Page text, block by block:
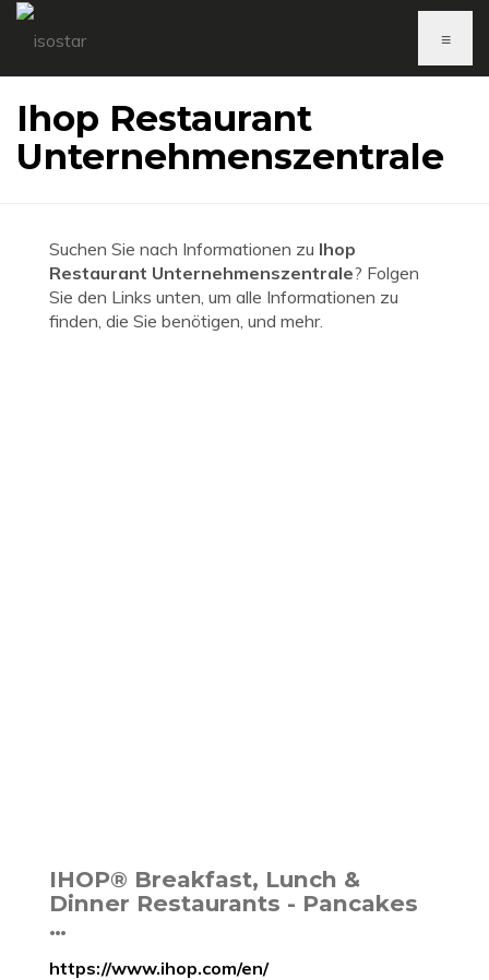
≡
Ihop Restaurant
Unternehmenszentrale
Suchen Sie nach Informationen zu Ihop
Restaurant Unternehmenszentrale? Folgen
Sie den Links unten, um alle Informationen zu
finden, die Sie benötigen, und mehr.
IHOP® Breakfast, Lunch &
Dinner Restaurants - Pancakes
…
https://www.ihop.com/en/